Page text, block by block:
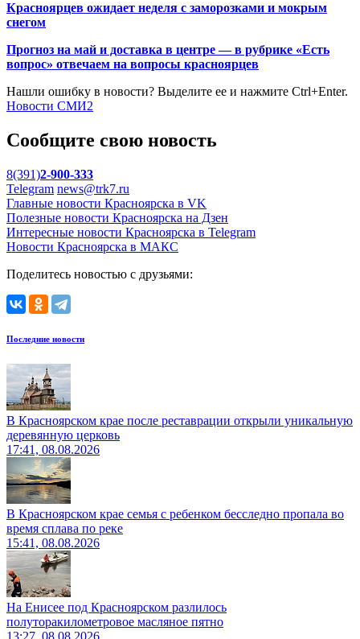
Красноярцев ожидает неделя с заморозками и мокрым
снегом
Прогноз на май и доставка в центре — в рубрике «Есть
вопрос» отвечаем на вопросы красноярцев
Нашли ошибку в новости? Выделите ее и нажмите Ctrl+Enter.
Новости СМИ2
Сообщите свою новость
8(391)2-900-333
Telegram news@trk7.ru
Главные новости Красноярска в VK
Полезные новости Красноярска на Дзен
Интересные новости Красноярска в Telegram
Новости Красноярска в МАКС
Поделитесь новостью с друзьями:
Последние новости
В Красноярском крае после реставрации открыли уникальную
деревянную церковь
17:41, 08.08.2026
В Красноярском крае семья с ребенком бесследно пропала во
время сплава по реке
15:41, 08.08.2026
На Енисее под Красноярском разлилось
полуторакилометровое масляное пятно
13:27, 08.08.2026